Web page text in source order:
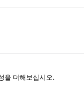
을 더해보십시오.